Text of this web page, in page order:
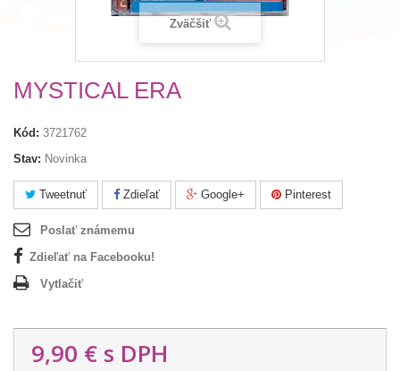
Zväčšiť
MYSTICAL ERA
Kód: 3721762
Stav: Novinka
Tweetnuť Zdieľať Google+ Pinterest
Poslať známemu
Zdieľať na Facebooku!
Vytlačiť
9,90 € s DPH